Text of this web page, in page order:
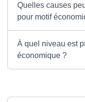
Quelles causes
pour motif
À quel niveau est
économique ?